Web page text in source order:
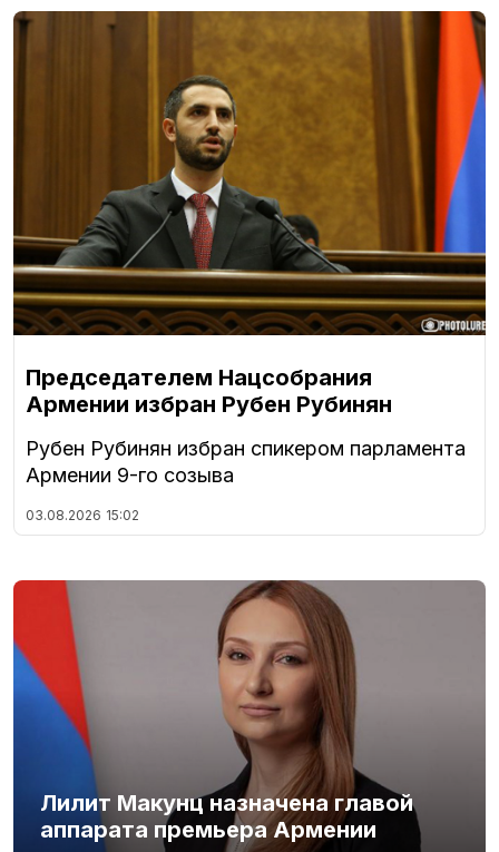
Председателем Нацсобрания
Армении избран Рубен Рубинян
Рубен Рубинян избран спикером парламента
Армении 9-го созыва
03.08.2026 15:02
Лилит Макунц назначена главой
аппарата премьера Армении